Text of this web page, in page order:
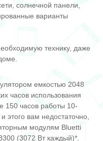
солнечной панели,
варианты
технику, даже
емкостью 2048
часов использования
150 часов работы 10-
вам недостаточно,
модулям Bluetti
(3072 Вт каждый)*.